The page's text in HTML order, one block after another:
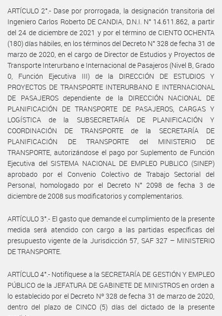
ARTÍCULO 2°.- Dase por prorrogada, la designación transitoria del
Ingeniero Carlos Roberto DE CANDIA, D.N.I. N° 14.611.862, a partir
del 24 de diciembre de 2021 y por el término de CIENTO OCHENTA
(180) días hábiles, en los términos del Decreto N° 328 de fecha 31 de
marzo de 2020, en el cargo de Director de Estudios y Proyectos de
Transporte Interurbano e Internacional de Pasajeros (Nivel B, Grado
0, Función Ejecutiva III) de la DIRECCIÓN DE ESTUDIOS Y
PROYECTOS DE TRANSPORTE INTERURBANO E INTERNACIONAL
DE PASAJEROS dependiente de la DIRECCIÓN NACIONAL DE
PLANIFICACIÓN DE TRANSPORTE DE PASAJEROS, CARGAS Y
LOGÍSTICA de la SUBSECRETARÍA DE PLANIFICACIÓN Y
COORDINACIÓN DE TRANSPORTE de la SECRETARÍA DE
PLANIFICACIÓN DE TRANSPORTE del MINISTERIO DE
TRANSPORTE, autorizándose el pago por Suplemento de Función
Ejecutiva del SISTEMA NACIONAL DE EMPLEO PUBLICO (SINEP)
aprobado por el Convenio Colectivo de Trabajo Sectorial del
Personal, homologado por el Decreto N° 2098 de fecha 3 de
diciembre de 2008 sus modificatorios y complementarios.
ARTÍCULO 3°.- El gasto que demande el cumplimiento de la presente
medida será atendido con cargo a las partidas específicas del
presupuesto vigente de la Jurisdicción 57, SAF 327 – MINISTERIO
DE TRANSPORTE.
ARTÍCULO 4°.- Notifíquese a la SECRETARÍA DE GESTIÓN Y EMPLEO
PÚBLICO de la JEFATURA DE GABINETE DE MINISTROS en orden a
lo establecido por el Decreto Nº 328 de fecha 31 de marzo de 2020,
dentro del plazo de CINCO (5) días del dictado de la presente